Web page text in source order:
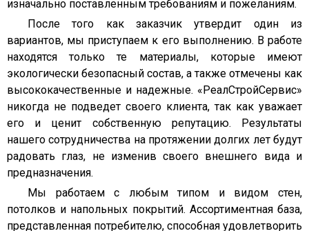
изначально поставленным требованиям и пожеланиям.
После того как заказчик утвердит один из
вариантов, мы приступаем к его выполнению. В работе
находятся только те материалы, которые имеют
экологически безопасный состав, а также отмечены как
высококачественные и надежные. «РеалСтройСервиc»
никогда не подведет своего клиента, так как уважает
его и ценит собственную репутацию. Результаты
нашего сотрудничества на протяжении долгих лет будут
радовать глаз, не изменив своего внешнего вида и
предназначения.
Мы работаем с любым типом и видом стен,
потолков и напольных покрытий. Ассортиментная база,
представленная потребителю, способная удовлетворить